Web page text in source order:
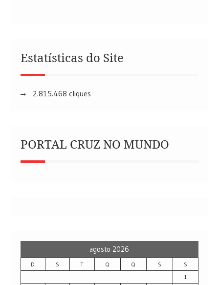
Estatísticas do Site
2.815.468 cliques
PORTAL CRUZ NO MUNDO
agosto 2026
D S T Q Q S
S
1